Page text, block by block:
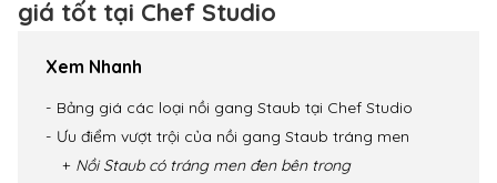
giá tốt tại Chef Studio
Xem Nhanh
Bảng giá các loại nồi gang Staub tại Chef Studio
Ưu điểm vượt trội của nồi gang Staub tráng men
Nồi Staub có tráng men đen bên trong